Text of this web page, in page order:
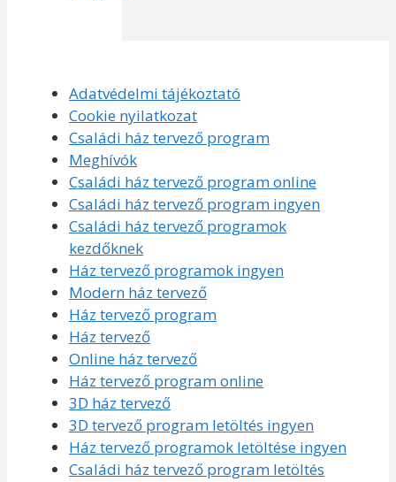
Adatvédelmi tájékoztató
Cookie nyilatkozat
Családi ház tervező program
Meghívók
Családi ház tervező program online
Családi ház tervező program ingyen
Családi ház tervező programok
kezdőknek
Ház tervező programok ingyen
Modern ház tervező
Ház tervező program
Ház tervező
Online ház tervező
Ház tervező program online
3D ház tervező
3D tervező program letöltés ingyen
Ház tervező programok letöltése ingyen
Családi ház tervező program letöltés